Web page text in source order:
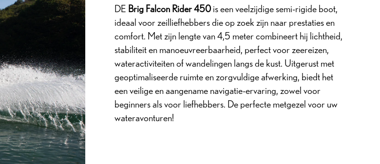
DE Brig Falcon Rider 450 is een veelzijdige semi-rigide boot,
ideaal voor zeilliefhebbers die op zoek zijn naar prestaties en
comfort. Met zijn lengte van 4,5 meter combineert hij lichtheid,
stabiliteit en manoeuvreerbaarheid, perfect voor zeereizen,
wateractiviteiten of wandelingen langs de kust. Uitgerust met
geoptimaliseerde ruimte en zorgvuldige afwerking, biedt het
een veilige en aangename navigatie-ervaring, zowel voor
beginners als voor liefhebbers. De perfecte metgezel voor uw
wateravonturen!